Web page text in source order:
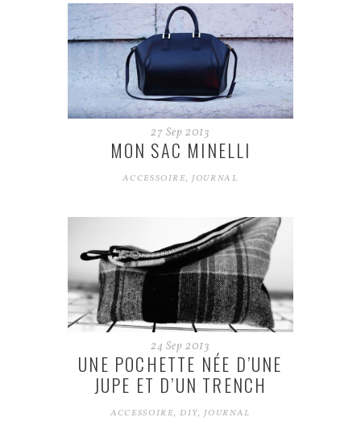
27 Sep 2013
MON SAC MINELLI
ACCESSOIRE,JOURNAL
24 Sep 2013
UNE POCHETTE NÉE D’UNE
JUPE ET D’UN TRENCH
ACCESSOIRE, DIY,JOURNAL